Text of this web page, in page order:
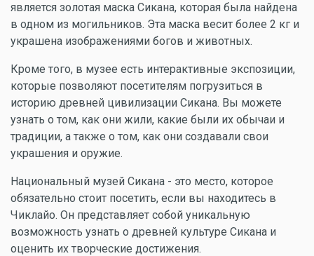
является золотая маска Сикана, которая была найдена
в одном из могильников. Эта маска весит более 2 кг и
украшена изображениями богов и животных.
Кроме того, в музее есть интерактивные экспозиции,
которые позволяют посетителям погрузиться в
историю древней цивилизации Сикана. Вы можете
узнать о том, как они жили, какие были их обычаи и
традиции, а также о том, как они создавали свои
украшения и оружие.
Национальный музей Сикана - это место, которое
обязательно стоит посетить, если вы находитесь в
Чиклайо. Он представляет собой уникальную
возможность узнать о древней культуре Сикана и
оценить их творческие достижения.